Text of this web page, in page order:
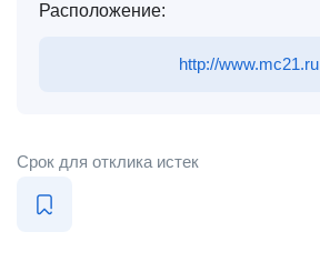
Расположение:
http://www.mc21.ru
Срок для отклика истек